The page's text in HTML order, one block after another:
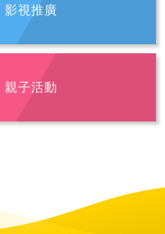
影視推廣
親子活動